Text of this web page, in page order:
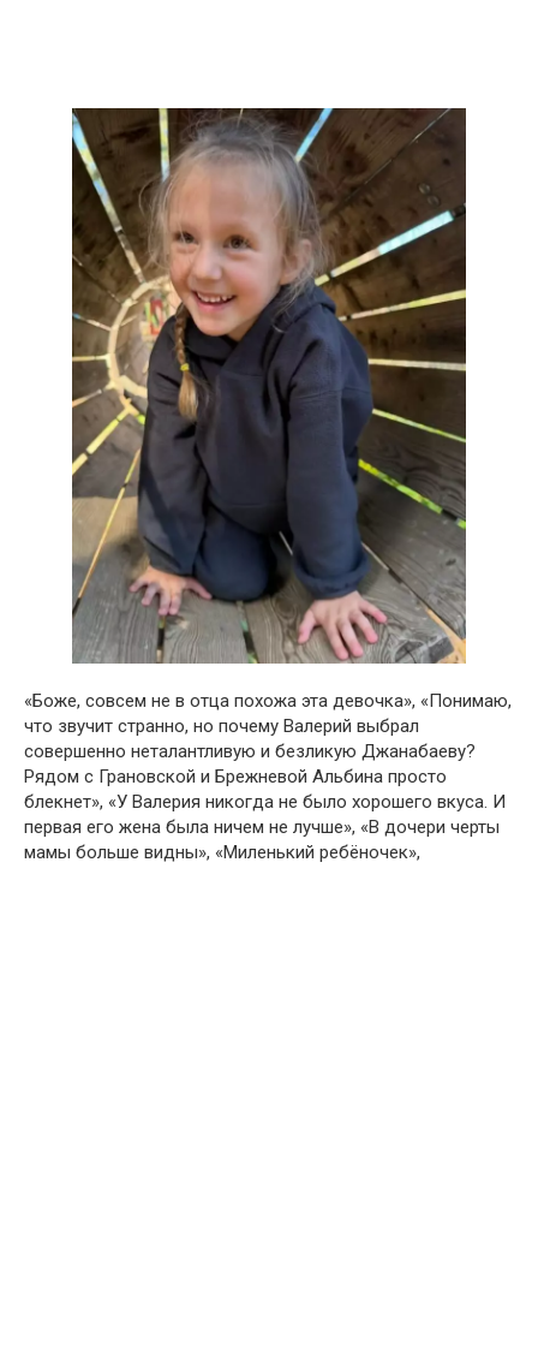
«Боже, совсем не в отца похожа эта девочка», «Понимаю,
что звучит странно, но почему Валерий выбрал
совершенно неталантливую и безликую Джанабаеву?
Рядом с Грановской и Брежневой Альбина просто
блекнет», «У Валерия никогда не было хорошего вкуса. И
первая его жена была ничем не лучше», «В дочери черты
мамы больше видны», «Миленький ребёночек»,